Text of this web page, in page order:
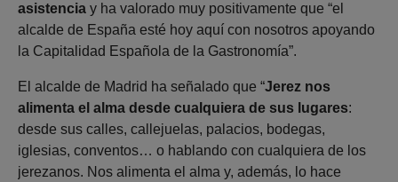
asistencia y ha valorado muy positivamente que “el
alcalde de España esté hoy aquí con nosotros apoyando
la Capitalidad Española de la Gastronomía”.
El alcalde de Madrid ha señalado que “Jerez nos
alimenta el alma desde cualquiera de sus lugares:
desde sus calles, callejuelas, palacios, bodegas,
iglesias, conventos… o hablando con cualquiera de los
jerezanos. Nos alimenta el alma y, además, lo hace